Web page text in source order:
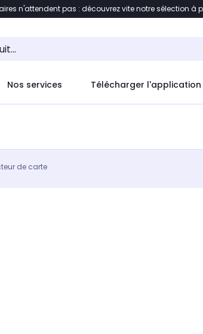
Accéder directement au pied de
n'attendent pas : découvrez vite notre sélection à
Nos services Télécharger l'application
de carte